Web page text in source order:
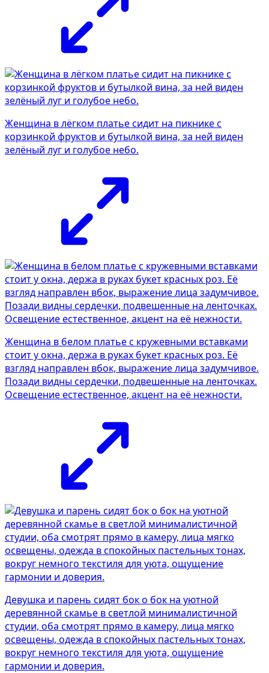
Женщина в лёгком платье сидит на пикнике с
корзинкой фруктов и бутылкой вина, за ней виден
зелёный луг и голубое небо.
Женщина в белом платье с кружевными вставками
стоит у окна, держа в руках букет красных роз. Её
взгляд направлен вбок, выражение лица задумчивое.
Позади видны сердечки, подвешенные на ленточках.
Освещение естественное, акцент на её нежности.
Девушка и парень сидят бок о бок на уютной
деревянной скамье в светлой минималистичной
студии, оба смотрят прямо в камеру, лица мягко
освещены, одежда в спокойных пастельных тонах,
вокруг немного текстиля для уюта, ощущение
гармонии и доверия.